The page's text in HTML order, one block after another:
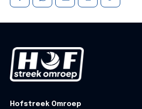
Hofstreek Omroep